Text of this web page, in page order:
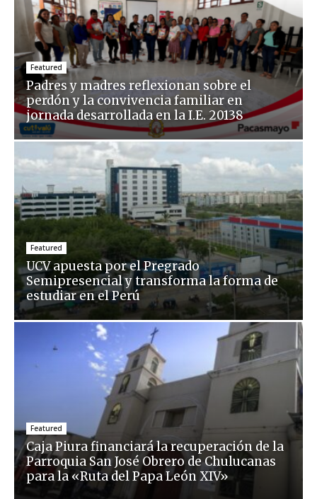
Featured
Padres y madres reflexionan sobre el
perdón y la convivencia familiar en
jornada desarrollada en la I.E. 20138
Featured
UCV apuesta por el Pregrado
Semipresencial y transforma la forma de
estudiar en el Perú
Featured
Caja Piura financiará la recuperación de la
Parroquia San José Obrero de Chulucanas
para la «Ruta del Papa León XIV»